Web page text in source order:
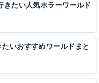
きたい人気ホラーワールド
いおすすめワールドまと